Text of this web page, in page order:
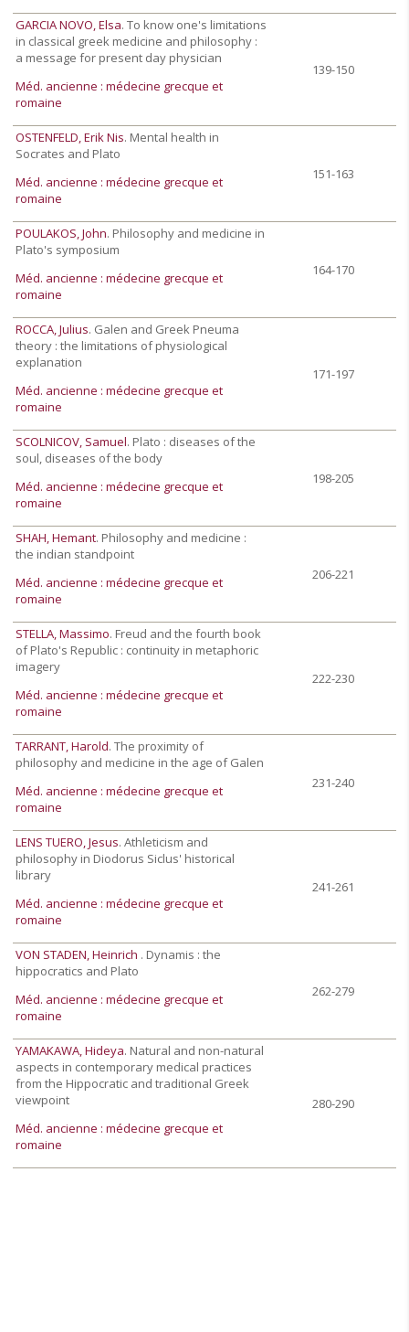
GARCIA NOVO, Elsa. To know one's limitations
in classical greek medicine and philosophy :
a message for present day physician
Méd. ancienne : médecine grecque et
romaine
139-150
OSTENFELD, Erik Nis. Mental health in
Socrates and Plato
Méd. ancienne : médecine grecque et
romaine
151-163
POULAKOS, John. Philosophy and medicine in
Plato's symposium
Méd. ancienne : médecine grecque et
romaine
164-170
ROCCA, Julius. Galen and Greek Pneuma
theory : the limitations of physiological
explanation
Méd. ancienne : médecine grecque et
romaine
171-197
SCOLNICOV, Samuel. Plato : diseases of the
soul, diseases of the body
Méd. ancienne : médecine grecque et
romaine
198-205
SHAH, Hemant. Philosophy and medicine :
the indian standpoint
Méd. ancienne : médecine grecque et
romaine
206-221
STELLA, Massimo. Freud and the fourth book
of Plato's Republic : continuity in metaphoric
imagery
Méd. ancienne : médecine grecque et
romaine
222-230
TARRANT, Harold. The proximity of
philosophy and medicine in the age of Galen
Méd. ancienne : médecine grecque et
romaine
231-240
LENS TUERO, Jesus. Athleticism and
philosophy in Diodorus Siclus' historical
library
Méd. ancienne : médecine grecque et
romaine
241-261
VON STADEN, Heinrich . Dynamis : the
hippocratics and Plato
Méd. ancienne : médecine grecque et
romaine
262-279
YAMAKAWA, Hideya. Natural and non-natural
aspects in contemporary medical practices
from the Hippocratic and traditional Greek
viewpoint
Méd. ancienne : médecine grecque et
romaine
280-290